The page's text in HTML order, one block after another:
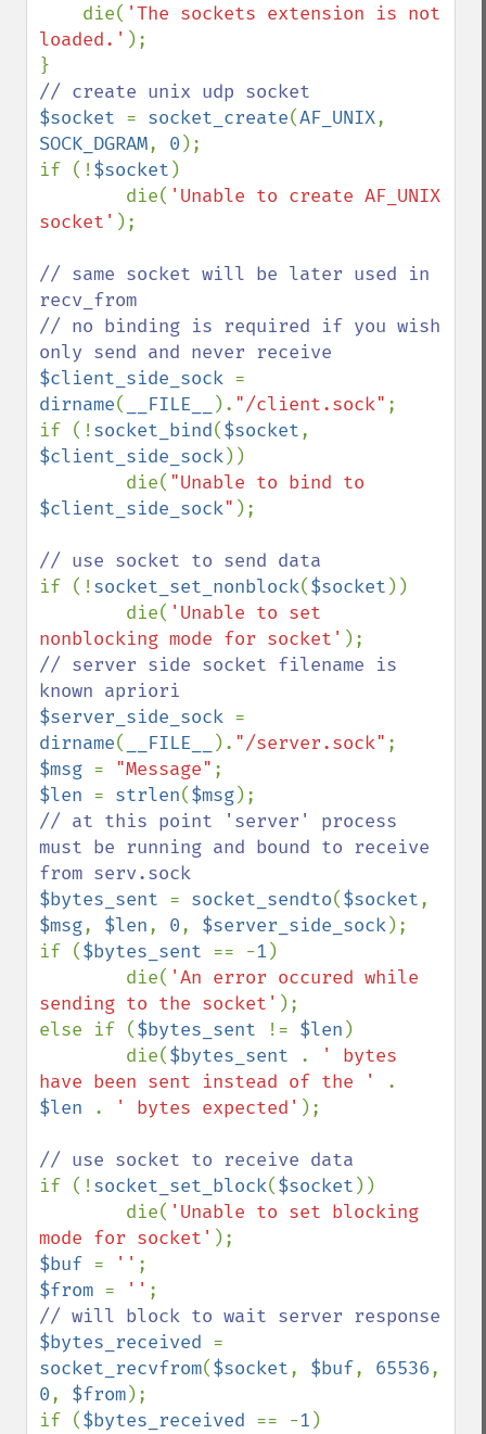
    die(
'The sockets extension is not
loaded.' );
$socket = socket_create(AF_UNIX
SOCK_DGRAM, 0 );
if (!$socket )
        die(
'Unable to create AF_UNIX
socket' );
// same socket will be later used in
recv_from
// no binding is required if you wish
$client_side_sock
dirname( __FILE__ ). "/client.sock" ;
if (!socket_bind($socket
$client_side_sock))
        die(
$client_side_sock" );
if (!socket_set_nonblock($socket ))
        die(
'Unable to set
nonblocking mode for socket'
// server side socket filename is
$server_side_sock
dirname( __FILE__ ). "/server.sock"
$msg = "Message"
$len = strlen($msg
// at this point 'server' process
must be running and bound to receive
$bytes_sent = socket_sendto($socket
$msg, $len, 0, $server_side_sock);
if ($bytes_sent == -1 )
        die(
'An error occured while
sending to the socket' );
else if ($bytes_sent != $len )
        die(
$bytes_sent .
' bytes
have been sent instead of the '
$len
. ' bytes expected' );
if (!socket_set_block($socket ))
        die(
'Unable to set blocking
mode for socket'
$buf = ''
$from = ''
$bytes_received
socket_recvfrom($socket, $buf, 65536
0, $from);
if ($bytes_received == -1 )